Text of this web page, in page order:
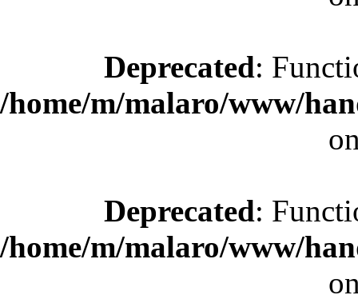
Deprecated:
/home/m/malaro/www/
Deprecated:
/home/m/malaro/www/